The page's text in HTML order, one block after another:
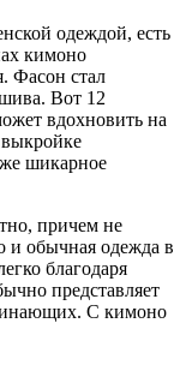
одеждой, есть
кимоно
Фасон стал
Вот 12
вдохновить на
шикарное
причем не
и обычная одежда в
благодаря
представляет
С кимоно